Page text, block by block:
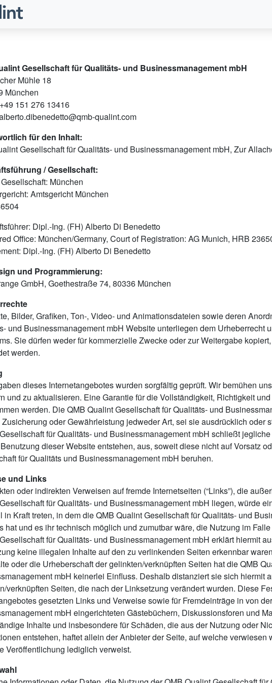
Gesellschaft für Qualitäts- und Businessmanagement mbH
Mühle 18
München
151 276 13416
qualint.com
für den Inhalt:
Gesellschaft für Qualitäts- und Businessmanagement mbH, Zur
/ Gesellschaft:
München
Amtsgericht München
Dipl.-Ing. (FH) Alberto Di Benedetto
Office: München/Germany, Court of Registration: AG Munich, HRB
Dipl.-Ing. (FH) Alberto Di Benedetto
und Programmierung:
GmbH, Goethestraße 74, 80336 München
Bilder, Grafiken, Ton-, Video- und Animationsdateien sowie deren
und Businessmanagement mbH Website unterliegen dem Urheberrecht
Sie dürfen weder für kommerzielle Zwecke oder zur Weitergabe
werden.
dieses Internetangebotes wurden sorgfältig geprüft. Wir bemühen
und zu aktualisieren. Eine Garantie für die Vollständigkeit, Richtigkeit
werden. Die QMB Qualint Gesellschaft für Qualitäts- und
oder Gewährleistung jedweder Art, sei sie ausdrücklich oder
für Qualitäts- und Businessmanagement mbH schließt
dieser Website entstehen, aus, soweit diese nicht auf Vorsatz
für Qualitäts und Businessmanagement mbH beruhen.
und Links
oder indirekten Verweisen auf fremde Internetseiten (“Links”), die
für Qualitäts- und Businessmanagement mbH liegen, würde
in Kraft treten, in dem die QMB Qualint Gesellschaft für Qualitäts- und
hat und es ihr technisch möglich und zumutbar wäre, die Nutzung im
für Qualitäts- und Businessmanagement mbH erklärt hiermit
keine illegalen Inhalte auf den zu verlinkenden Seiten erkennbar
oder die Urheberschaft der gelinkten/verknüpften Seiten hat die QMB
mbH keinerlei Einfluss. Deshalb distanziert sie sich hiermit
verknüpften Seiten, die nach der Linksetzung verändert wurden. Diese
gesetzten Links und Verweise sowie für Fremdeinträge in von
mbH eingerichteten Gästebüchern, Diskussionsforen und
Inhalte und insbesondere für Schäden, die aus der Nutzung oder
entstehen, haftet allein der Anbieter der Seite, auf welche
Veröffentlichung lediglich verweist.